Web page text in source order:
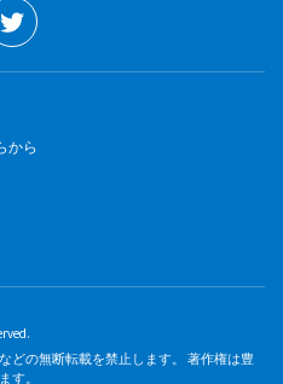
から
どの無断転載を禁止します。 著作権は豊
す。